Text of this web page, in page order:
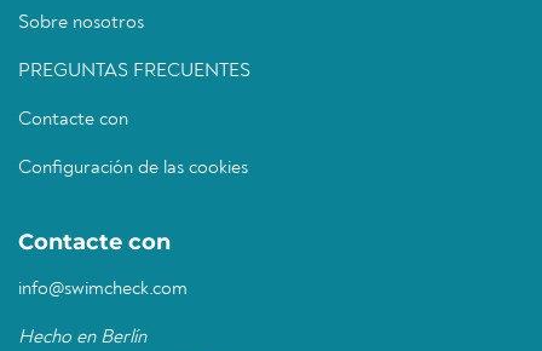
Sobre nosotros
PREGUNTAS FRECUENTES
Contacte con
Configuración de las cookies
Contacte con
info@swimcheck.com
Hecho en Berlín